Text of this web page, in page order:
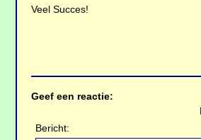
Veel Succes!
Geef een reactie:
Bericht: